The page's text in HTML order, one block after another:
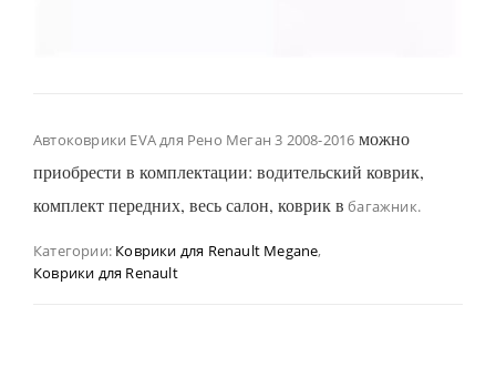
Автоковрики EVA для Рено Меган 3 2008-2016 можно
приобрести в комплектации: водительский коврик,
комплект передних, весь салон, коврик в багажник.
Категории: Коврики для Renault Megane,
Коврики для Renault